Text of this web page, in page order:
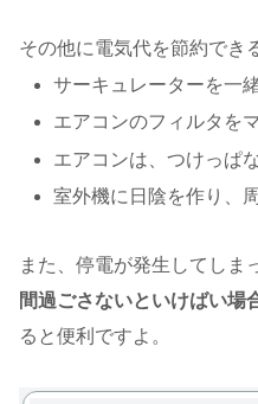
その他に電気代を節約でき
サーキュレーターを一
エアコンのフィルタを
エアコンは、つけっぱ
室外機に日陰を作り、
また、停電が発生してしま
間過ごさないといけばい場
ると便利ですよ。